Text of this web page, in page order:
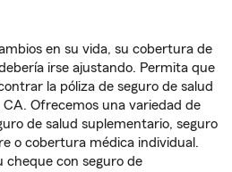
en su vida, su cobertura de
irse ajustando. Permita que
la póliza de seguro de salud
Ofrecemos una variedad de
de salud suplementario, seguro
o cobertura médica individual.
cheque con seguro de